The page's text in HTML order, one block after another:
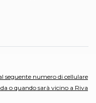
seguente numero di cellulare
o quando sarà vicino a Riva